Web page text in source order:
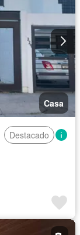
Casa
Destacado